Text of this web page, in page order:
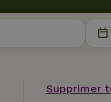
Supprimer